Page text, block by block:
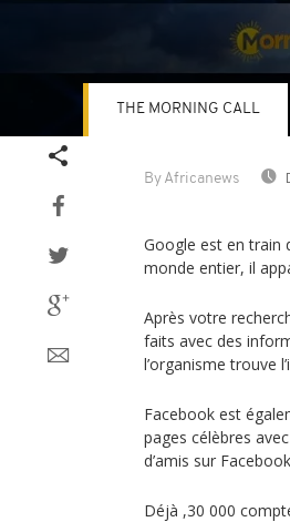
By Africanews
THE MORNING CALL
Google est en train
monde entier, il
Après votre
faits avec des
l’organisme trouve
Facebook est
pages célèbres avec
d’amis sur
Déjà ,30 000